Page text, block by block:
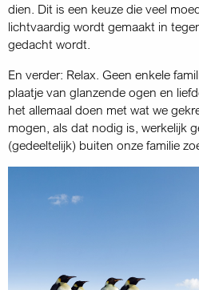
dien. Dit is een keuze die veel
lichtvaardig wordt gemaakt in
gedacht wordt.
En verder: Relax. Geen enkele
plaatje van glanzende ogen en
het allemaal doen met wat we
mogen, als dat nodig is, werkelijk
(gedeeltelijk) buiten onze familie